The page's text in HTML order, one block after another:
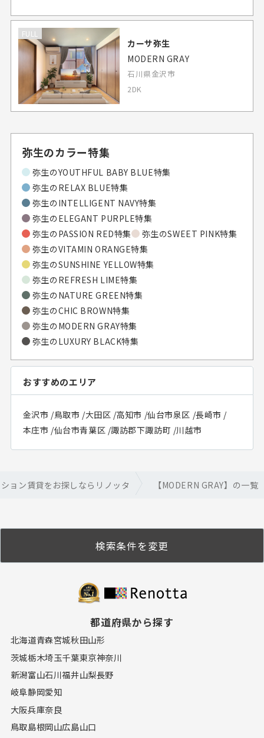
FULL
カーサ弥生
MODERN GRAY
石川県金沢市
2DK
弥生のカラー特集
弥生のYOUTHFUL BABY BLUE特集
弥生のRELAX BLUE特集
弥生のINTELLIGENT NAVY特集
弥生のELEGANT PURPLE特集
弥生のPASSION RED特集 弥生のSWEET PINK特集
弥生のVITAMIN ORANGE特集
弥生のSUNSHINE YELLOW特集
弥生のREFRESH LIME特集
弥生のNATURE GREEN特集
弥生のCHIC BROWN特集
弥生のMODERN GRAY特集
弥生のLUXURY BLACK特集
おすすめのエリア
金沢市 /鳥取市 /大田区 /高知市 /仙台市泉区 /長崎市 /
本庄市 /仙台市青葉区 /諏訪郡下諏訪町 /川越市
ョン賃貸をお探しならリノッタ 【MODERN GRAY】の一覧
検索条件を変更
都道府県から探す
北海道青森宮城秋田山形
茨城栃木埼玉千葉東京神奈川
新潟富山石川福井山梨長野
岐阜静岡愛知
大阪兵庫奈良
鳥取島根岡山広島山口